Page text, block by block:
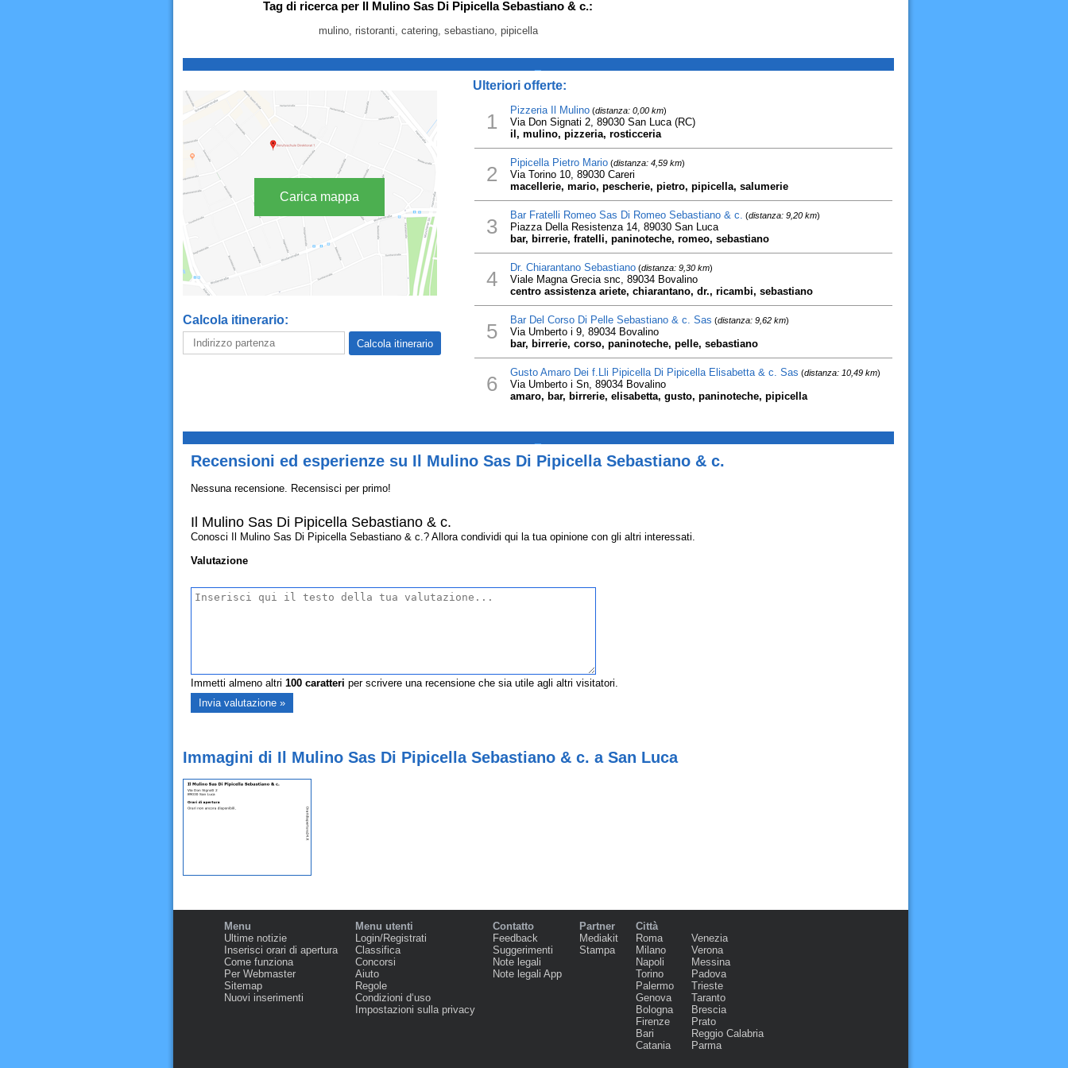
Tag di ricerca per Il Mulino Sas Di Pipicella Sebastiano & c.:
mulino, ristoranti, catering, sebastiano, pipicella
Carica mappa
Calcola itinerario:
Ulteriori offerte:
1 Pizzeria Il Mulino(distanza: 0,00 km)
Via Don Signati 2, 89030 San Luca (RC)
il, mulino, pizzeria, rosticceria
2 Pipicella Pietro Mario(distanza: 4,59 km)
Via Torino 10, 89030 Careri
macellerie, mario, pescherie, pietro, pipicella, salumerie
3 Bar Fratelli Romeo Sas Di Romeo Sebastiano & c. (distanza: 9,20 km)
Piazza Della Resistenza 14, 89030 San Luca
bar, birrerie, fratelli, paninoteche, romeo, sebastiano
4 Dr. Chiarantano Sebastiano(distanza: 9,30 km)
Viale Magna Grecia snc, 89034 Bovalino
centro assistenza ariete, chiarantano, dr., ricambi, sebastiano
5 Bar Del Corso Di Pelle Sebastiano & c. Sas (distanza: 9,62 km)
Via Umberto i 9, 89034 Bovalino
bar, birrerie, corso, paninoteche, pelle, sebastiano
6 Gusto Amaro Dei f.Lli Pipicella Di Pipicella Elisabetta & c. Sas (distanza: 10,49 km)
Via Umberto i Sn, 89034 Bovalino
amaro, bar, birrerie, elisabetta, gusto, paninoteche, pipicella
Recensioni ed esperienze su Il Mulino Sas Di Pipicella Sebastiano & c.
Nessuna recensione. Recensisci per primo!
Il Mulino Sas Di Pipicella Sebastiano & c.
Conosci Il Mulino Sas Di Pipicella Sebastiano & c.? Allora condividi qui la tua opinione con gli altri interessati.
Valutazione
Immetti almeno altri 100caratteri per scrivere una recensione che sia utile agli altri visitatori.
Immagini di Il Mulino Sas Di Pipicella Sebastiano & c. a San Luca
Menu
Ultime notizie
Inserisci orari di apertura
Come funziona
Per Webmaster
Sitemap
Nuovi inserimenti
Menu utenti
Login/Registrati
Classifica
Concorsi
Aiuto
Regole
Condizioni d‘uso
Impostazioni sulla privacy
Contatto
Feedback
Suggerimenti
Note legali
Note legali App
Partner
Mediakit
Stampa
Città
Roma
Milano
Napoli
Torino
Palermo
Genova
Bologna
Firenze
Bari
Catania
Venezia
Verona
Messina
Padova
Trieste
Taranto
Brescia
Prato
Reggio Calabria
Parma